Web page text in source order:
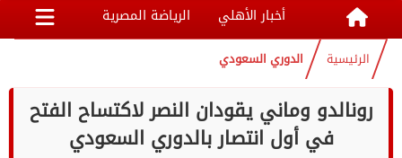
أخبار الأهلي الرياضة المصرية
الرئيسية الدوري السعودي
رونالدو وماني يقودان النصر لاكتساح الفتح
في أول انتصار بالدوري السعودي